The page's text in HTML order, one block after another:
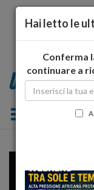
Toggle
Hai letto le
Conferma
continuare a